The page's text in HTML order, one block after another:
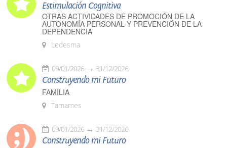
Estimulación Cognitiva
OTRAS ACTIVIDADES DE PROMOCIÓN DE LA
AUTONOMÍA PERSONAL Y PREVENCIÓN DE LA
DEPENDENCIA
Ledesma
09/01/2026 31/12/2026
Construyendo mi Futuro
FAMILIA
Tamames
09/01/2026 31/12/2026
Construyendo mi Futuro